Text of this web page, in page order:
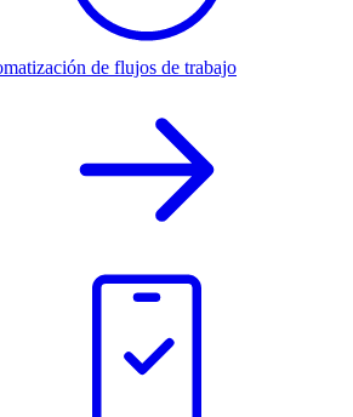
de flujos de trabajo